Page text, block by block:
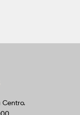
Centro.